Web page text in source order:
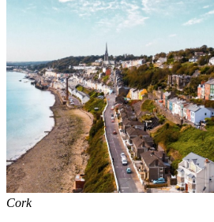
Cork